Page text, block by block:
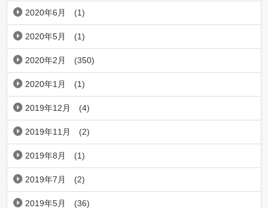
2020年6月 (1)
2020年5月 (1)
2020年2月 (350)
2020年1月 (1)
2019年12月 (4)
2019年11月 (2)
2019年8月 (1)
2019年7月 (2)
2019年5月 (36)